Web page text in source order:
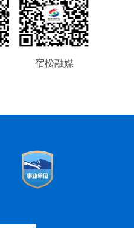
宿松融媒